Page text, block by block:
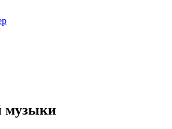
инструментов и музыкантах
музыки